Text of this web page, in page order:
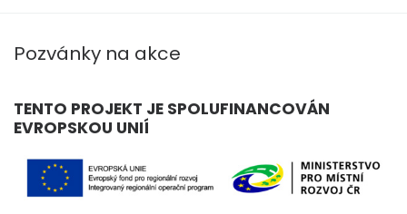
Pozvánky na akce
TENTO PROJEKT JE SPOLUFINANCOVÁN
EVROPSKOU UNIÍ